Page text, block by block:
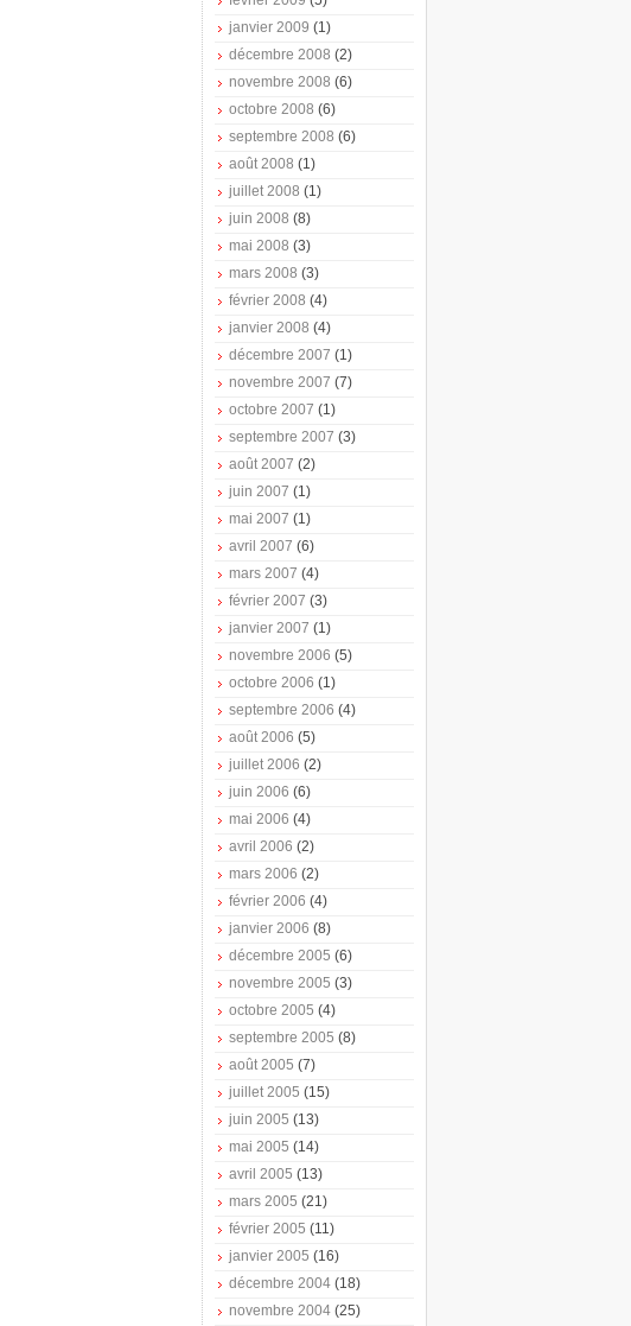
janvier 2009 (1)
décembre 2008 (2)
novembre 2008 (6)
octobre 2008 (6)
septembre 2008 (6)
août 2008 (1)
juillet 2008 (1)
juin 2008 (8)
mai 2008 (3)
mars 2008 (3)
février 2008 (4)
janvier 2008 (4)
décembre 2007 (1)
novembre 2007 (7)
octobre 2007 (1)
septembre 2007 (3)
août 2007 (2)
juin 2007 (1)
mai 2007 (1)
avril 2007 (6)
mars 2007 (4)
février 2007 (3)
janvier 2007 (1)
novembre 2006 (5)
octobre 2006 (1)
septembre 2006 (4)
août 2006 (5)
juillet 2006 (2)
juin 2006 (6)
mai 2006 (4)
avril 2006 (2)
mars 2006 (2)
février 2006 (4)
janvier 2006 (8)
décembre 2005 (6)
novembre 2005 (3)
octobre 2005 (4)
septembre 2005 (8)
août 2005 (7)
juillet 2005 (15)
juin 2005 (13)
mai 2005 (14)
avril 2005 (13)
mars 2005 (21)
février 2005 (11)
janvier 2005 (16)
décembre 2004 (18)
novembre 2004 (25)